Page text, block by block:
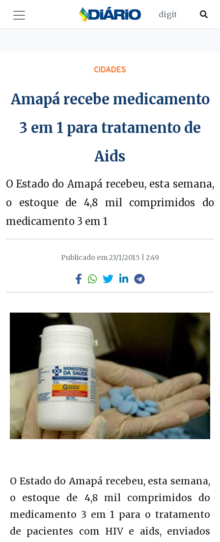
CIDADES
Amapá recebe medicamento
3 em 1 para tratamento de
Aids
O Estado do Amapá recebeu, esta semana,
o estoque de 4,8 mil comprimidos do
medicamento 3 em 1
Publicado em 23/1/2015 | 2:49
O Estado do Amapá recebeu, esta semana,
o estoque de 4,8 mil comprimidos do
medicamento 3 em 1 para o tratamento
de pacientes com HIV e aids, enviados